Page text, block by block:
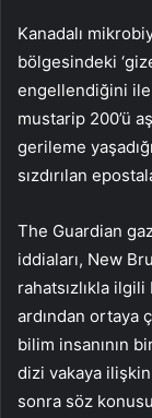
Kanadalı
bölgesindeki
engellendiğini
mustarip 200’ü
gerileme
sızdırılan
The Guardian
iddiaları, New
rahatsızlıkla
ardından ortaya
bilim insanının
dizi vakaya ilişkin
sonra söz